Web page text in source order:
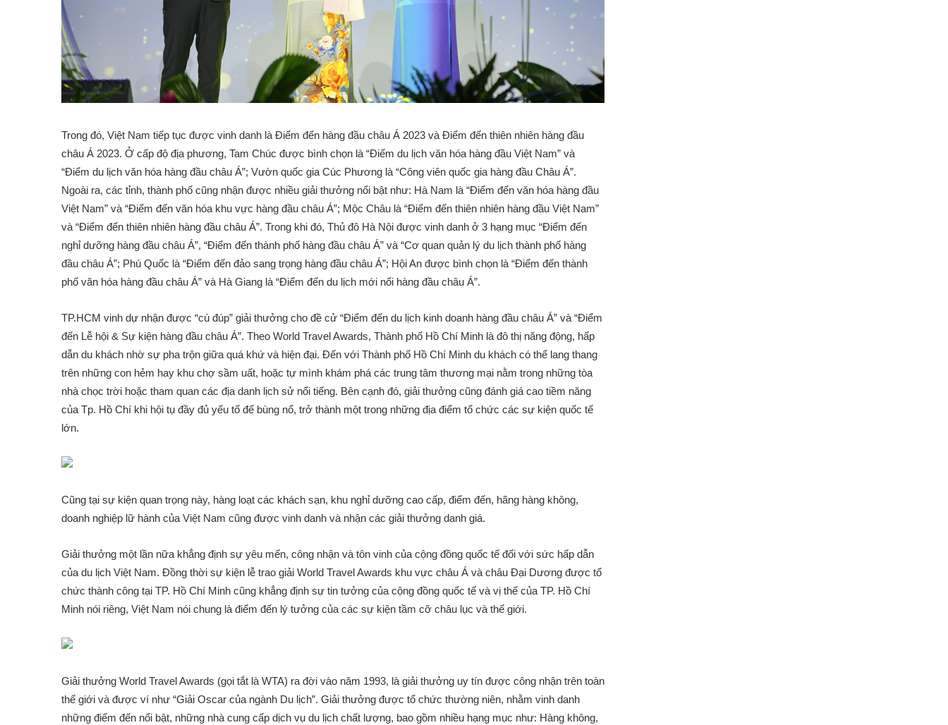
Trong đó, Việt Nam tiếp tục được vinh danh là Điểm đến hàng đầu châu Á 2023 và Điểm đến thiên nhiên hàng đầu
châu Á 2023. Ở cấp độ địa phương, Tam Chúc được bình chọn là “Điểm du lịch văn hóa hàng đầu Việt Nam” và
“Điểm du lịch văn hóa hàng đầu châu Á”; Vườn quốc gia Cúc Phương là “Công viên quốc gia hàng đầu Châu Á”.
Ngoài ra, các tỉnh, thành phố cũng nhận được nhiều giải thưởng nổi bật như: Hà Nam là “Điểm đến văn hóa hàng đầu
Việt Nam” và “Điểm đến văn hóa khu vực hàng đầu châu Á”; Mộc Châu là “Điểm đến thiên nhiên hàng đầu Việt Nam”
và “Điểm đến thiên nhiên hàng đầu châu Á”. Trong khi đó, Thủ đô Hà Nội được vinh danh ở 3 hạng mục “Điểm đến
nghỉ dưỡng hàng đầu châu Á”, “Điểm đến thành phố hàng đầu châu Á” và “Cơ quan quản lý du lịch thành phố hàng
đầu châu Á”; Phú Quốc là “Điểm đến đảo sang trọng hàng đầu châu Á”; Hội An được bình chọn là “Điểm đến thành
phố văn hóa hàng đầu châu Á” và Hà Giang là “Điểm đến du lịch mới nổi hàng đầu châu Á”.
TP.HCM vinh dự nhận được “cú đúp” giải thưởng cho đề cử “Điểm đến du lịch kinh doanh hàng đầu châu Á” và “Điểm
đến Lễ hội & Sự kiện hàng đầu châu Á”. Theo World Travel Awards, Thành phố Hồ Chí Minh là đô thị năng động, hấp
dẫn du khách nhờ sự pha trộn giữa quá khứ và hiện đại. Đến với Thành phố Hồ Chí Minh du khách có thể lang thang
trên những con hẻm hay khu chợ sầm uất, hoặc tự mình khám phá các trung tâm thương mại nằm trong những tòa
nhà chọc trời hoặc tham quan các địa danh lịch sử nổi tiếng. Bên cạnh đó, giải thưởng cũng đánh giá cao tiềm năng
của Tp. Hồ Chí khi hội tụ đầy đủ yếu tố để bùng nổ, trở thành một trong những địa điểm tổ chức các sự kiện quốc tế
lớn.
Cũng tại sự kiện quan trọng này, hàng loạt các khách sạn, khu nghỉ dưỡng cao cấp, điểm đến, hãng hàng không,
doanh nghiệp lữ hành của Việt Nam cũng được vinh danh và nhận các giải thưởng danh giá.
Giải thưởng một lần nữa khẳng định sự yêu mến, công nhận và tôn vinh của cộng đồng quốc tế đối với sức hấp dẫn
của du lịch Việt Nam. Đồng thời sự kiện lễ trao giải World Travel Awards khu vực châu Á và châu Đại Dương được tổ
chức thành công tại TP. Hồ Chí Minh cũng khẳng định sự tin tưởng của cộng đồng quốc tế và vị thế của TP. Hồ Chí
Minh nói riêng, Việt Nam nói chung là điểm đến lý tưởng của các sự kiện tầm cỡ châu lục và thế giới.
Giải thưởng World Travel Awards (gọi tắt là WTA) ra đời vào năm 1993, là giải thưởng uy tín được công nhận trên toàn
thế giới và được ví như “Giải Oscar của ngành Du lịch”. Giải thưởng được tổ chức thường niên, nhằm vinh danh
những điểm đến nổi bật, những nhà cung cấp dịch vụ du lịch chất lượng, bao gồm nhiều hạng mục như: Hàng không,